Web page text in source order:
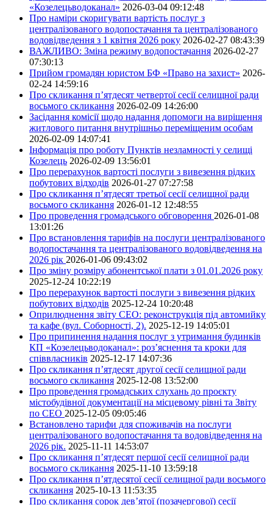
«Козелецьводоканал» 2026-03-04 09:12:48
Про наміри скоригувати вартість послуг з
централізованого водопостачання та централізованого
водовідведення з 1 квітня 2026 року 2026-02-27 08:43:39
ВАЖЛИВО: Зміна режиму водопостачання 2026-02-27
07:30:13
Прийом громадян юристом БФ «Право на захист» 2026-
02-24 14:59:16
Про скликання п’ятдесят четвертої сесії селищної ради
восьмого скликання 2026-02-09 14:26:00
Засідання комісії щодо надання допомоги на вирішення
житлового питання внутрішньо переміщеним особам
2026-02-09 14:07:41
Інформація про роботу Пунктів незламності у селищі
Козелець 2026-02-09 13:56:01
Про перерахунок вартості послуги з вивезення рідких
побутових відходів 2026-01-27 07:27:58
Про скликання п’ятдесят третьої сесії селищної ради
восьмого скликання 2026-01-12 12:48:55
Про проведення громадського обговорення 2026-01-08
13:01:26
Про встановлення тарифів на послуги централізованого
водопостачання та централізованого водовідведення на
2026 рік 2026-01-06 09:43:02
Про зміну розміру абонентської плати з 01.01.2026 року
2025-12-24 10:22:19
Про перерахунок вартості послуги з вивезення рідких
побутових відходів 2025-12-24 10:20:48
Оприлюднення звіту СЕО: реконструкція під автомийку
та кафе (вул. Соборності, 2). 2025-12-19 14:05:01
Про припинення надання послуг з утримання будинків
КП «Козелецьводоканал»: роз’яснення та кроки для
співвласників 2025-12-17 14:07:36
Про скликання п’ятдесят другої сесії селищної ради
восьмого скликання 2025-12-08 13:52:00
Про проведення громадських слухань до проєкту
містобудівної документації на місцевому рівні та Звіту
по СЕО 2025-12-05 09:05:46
Встановлено тарифи для споживачів на послуги
централізованого водопостачання та водовідведення на
2026 рік. 2025-11-11 14:53:07
Про скликання п’ятдесят першої сесії селищної ради
восьмого скликання 2025-11-10 13:59:18
Про скликання п’ятдесятої сесії селищної ради восьмого
скликання 2025-10-13 11:53:35
Про скликання сорок дев’ятої (позачергової) сесії